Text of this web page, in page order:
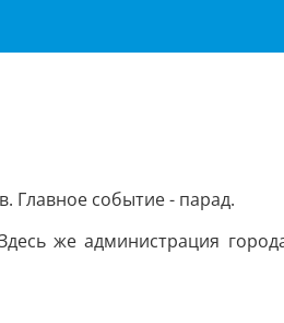
Главное событие - парад.
же администрация